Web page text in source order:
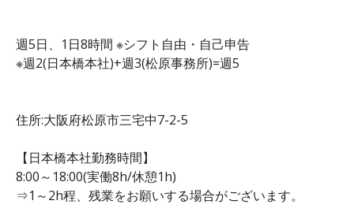
週5日、1日8時間 ※シフト自由・自己申告
※週2(日本橋本社)+週3(松原事務所)=週5
住所:大阪府松原市三宅中7-2-5
【日本橋本社勤務時間】
8:00～18:00(実働8h/休憩1h)
⇒1～2h程、残業をお願いする場合がございます。